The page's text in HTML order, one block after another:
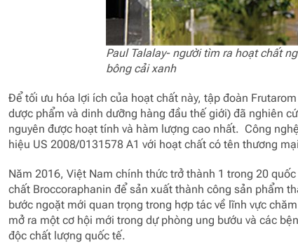
Paul Talalay- người tìm ra hoạt chất
bông cải xanh
Để tối ưu hóa lợi ích của hoạt chất này, tập đoàn
dược phẩm và dinh dưỡng hàng đầu thế giới)đã nghiên
nguyên được hoạt tính và hàm lượng cao nhất. Công
hiệu US 2008/0131578 A1 với hoạt chất có tên thương
Năm 2016, Việt Nam chính thức trở thành 1 trong 20
chất Broccoraphanin để sản xuất thành công sản phẩm
bước ngoặt mới quan trọng trong hợp tác về lĩnh vực
mở ra một cơ hội mới trong dự phòng ung bướu và các
độc chất lượng quốc tế.